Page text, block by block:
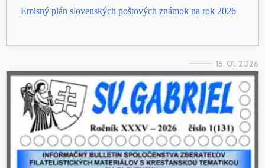
Emisný plán slovenských poštových známok na rok 2026
15. 01. 2026